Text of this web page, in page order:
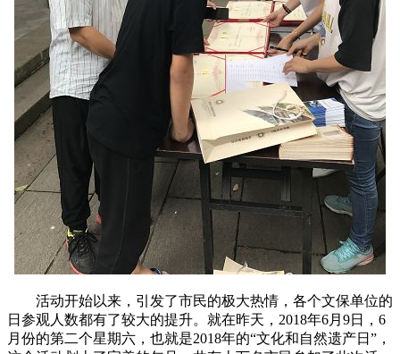
活动开始以来，引发了市民的极大热情，各个文保单位的
日参观人数都有了较大的提升。就在昨天，2018年6月9日，6
月份的第二个星期六，也就是2018年的“文化和自然遗产日”，